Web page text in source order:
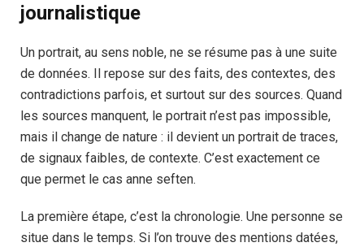
journalistique
Un portrait, au sens noble, ne se résume pas à une suite
de données. Il repose sur des faits, des contextes, des
contradictions parfois, et surtout sur des sources. Quand
les sources manquent, le portrait n’est pas impossible,
mais il change de nature : il devient un portrait de traces,
de signaux faibles, de contexte. C’est exactement ce
que permet le cas anne seften.
La première étape, c’est la chronologie. Une personne se
situe dans le temps. Si l’on trouve des mentions datées,